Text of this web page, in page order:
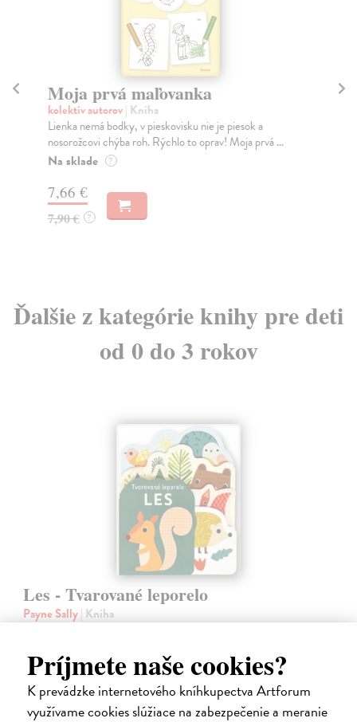
Príjmete naše cookies?
K prevádzke internetového kníhkupectva Artforum
využívame cookies slúžiace na zabezpečenie a meranie
Moja prvá maľovanka
kolektív autorov| Kniha
Lienka nemá bodky, v pieskovisku nie je piesok a
nosorožcovi chýba roh. Rýchlo to oprav! Moja prvá ...
Na sklade ?
7,66 €
7,90 € ?
Ďalšie z kategórie knihy pre deti
od 0 do 3 rokov
Les - Tvarované leporelo
Payne Sally| Kniha
Do 5 dní
7,66 €